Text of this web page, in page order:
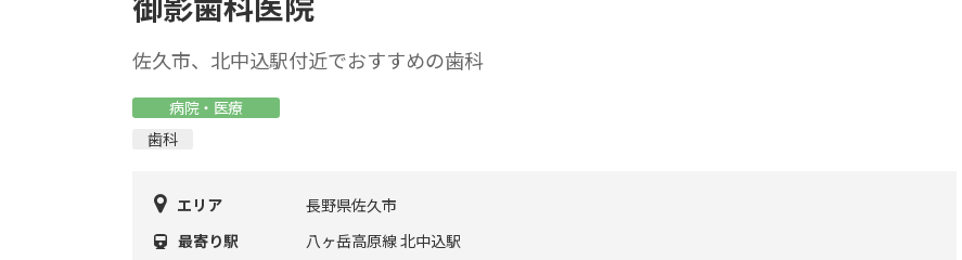
佐久市、北中込駅付近でおすすめの歯科
病院・医療
歯科
エリア
長野県佐久市
最寄り駅
八ヶ岳高原線 北中込駅